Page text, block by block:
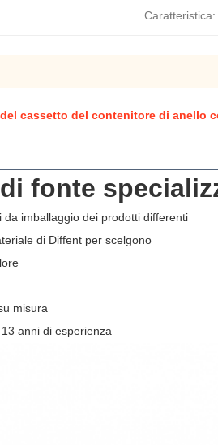
Caratteristica:
cassetto del contenitore di anello
fonte
da imballaggio dei prodotti differenti
di Diffent per scelgono
misura
anni di esperienza